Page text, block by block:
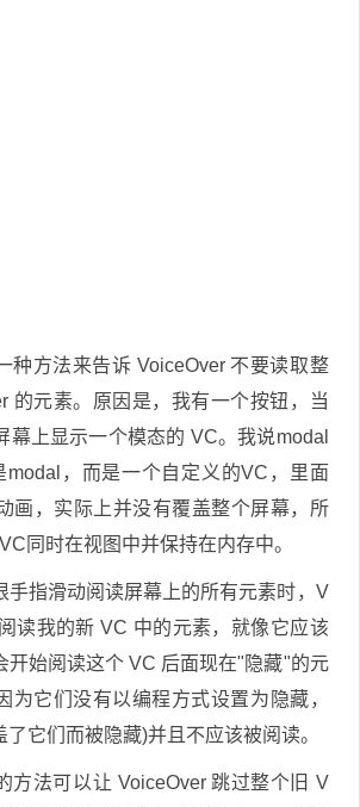
种方法来告诉 VoiceOver 不要读取整
的元素。原因是，我有一个按钮，当
幕上显示一个模态的 VC。我说modal
modal，而是一个自定义的VC，里面
画，实际上并没有覆盖整个屏幕，所
同时在视图中并保持在内存中。
手指滑动阅读屏幕上的所有元素时，V
读我的新 VC 中的元素，就像它应该
开始阅读这个 VC 后面现在"隐藏"的元
为它们没有以编程方式设置为隐藏，
了它们而被隐藏)并且不应该被阅读。
方法可以让 VoiceOver 跳过整个旧 V